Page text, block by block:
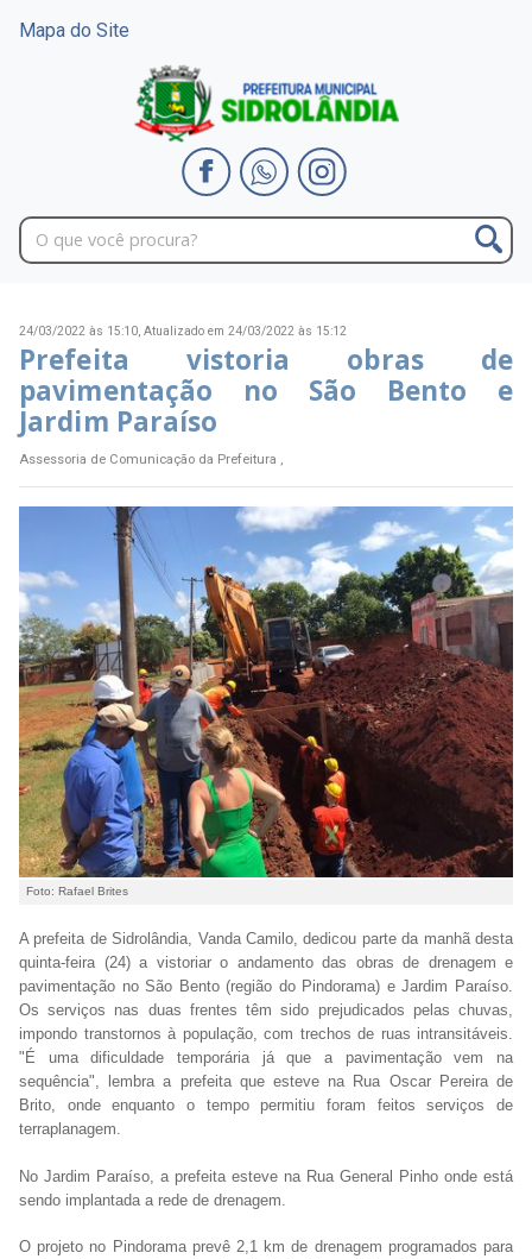
Mapa do Site
24/03/2022 às 15:10, Atualizado em 24/03/2022 às 15:12
Prefeita vistoria obras de
pavimentação no São Bento e
Jardim Paraíso
Assessoria de Comunicação da Prefeitura ,
Foto: Rafael Brites
A prefeita de Sidrolândia, Vanda Camilo, dedicou parte da manhã desta
quinta-feira (24) a vistoriar o andamento das obras de drenagem e
pavimentação no São Bento (região do Pindorama) e Jardim Paraíso.
Os serviços nas duas frentes têm sido prejudicados pelas chuvas,
impondo transtornos à população, com trechos de ruas intransitáveis.
"É uma dificuldade temporária já que a pavimentação vem na
sequência", lembra a prefeita que esteve na Rua Oscar Pereira de
Brito, onde enquanto o tempo permitiu foram feitos serviços de
terraplanagem.
No Jardim Paraíso, a prefeita esteve na Rua General Pinho onde está
sendo implantada a rede de drenagem.
O projeto no Pindorama prevê 2,1 km de drenagem programados para